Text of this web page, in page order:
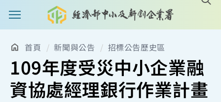
主選單案扭
首頁 新聞與公告 招標公告歷史區
109年度受災中小企業融
資協處經理銀行作業計畫